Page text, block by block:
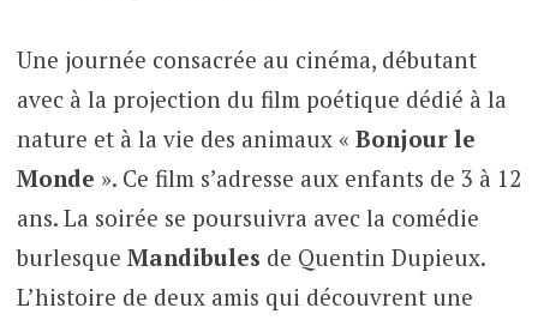
Une journée consacrée au cinéma, débutant
avec à la projection du film poétique dédié à la
nature et à la vie des animaux « Bonjour le
Monde ». Ce film s’adresse aux enfants de 3 à 12
ans. La soirée se poursuivra avec la comédie
burlesque Mandibules de Quentin Dupieux.
L’histoire de deux amis qui découvrent une